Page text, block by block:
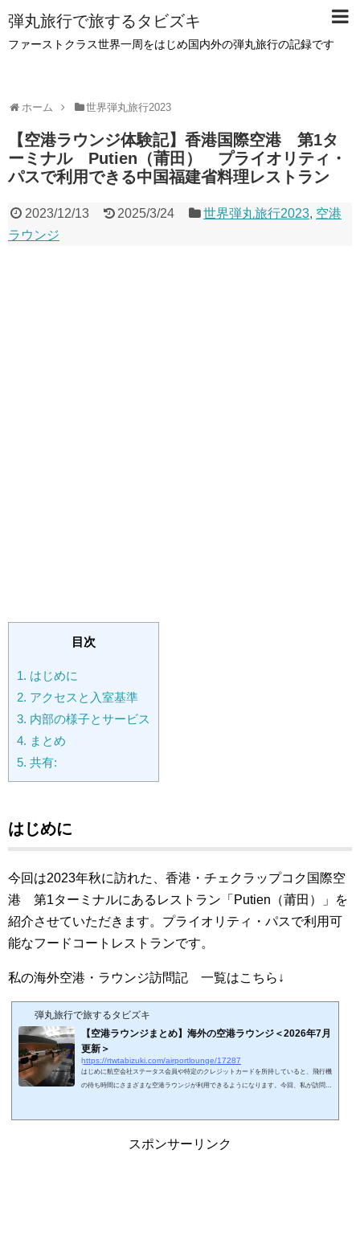
弾丸旅行で旅するタビズキ
ファーストクラス世界一周をはじめ国内外の弾丸旅行の記録です
ホーム 世界弾丸旅行2023
【空港ラウンジ体験記】香港国際空港 第1タ
ーミナル Putien（莆田） プライオリティ・
パスで利用できる中国福建省料理レストラン
2023/12/13 2025/3/24 世界弾丸旅行2023, 空港
ラウンジ
目次
1. はじめに
2. アクセスと入室基準
3. 内部の様子とサービス
4. まとめ
5. 共有:
はじめに
今回は2023年秋に訪れた、香港・チェクラップコク国際空
港 第1ターミナルにあるレストラン「Putien（莆田）
」を
紹介させていただきます。プライオリティ・パスで利用可
能なフードコートレストランです。
私の海外空港・ラウンジ訪問記 一覧はこちら↓
弾丸旅行で旅するタビズキ
【空港ラウンジまとめ】海外の空港ラウンジ＜2026年7月
更新＞
https://rtwtabizuki.com/airportlounge/17287
はじめに航空会社ステータス会員や特定のクレジットカードを所持していると、飛行機
の待ち時間にさまざまな空港ラウンジが利用できるようになります。今回、私が訪問し
ンジ訪問記 一覧はこちら↓スポンサーリンク (adsbygoogle = window.adsbygoogle || ).pu
スポンサーリンク